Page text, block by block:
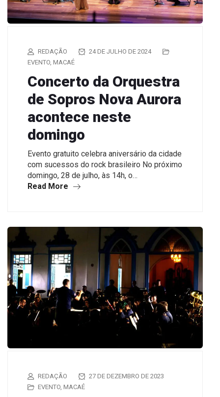
REDAÇÃO
24 DE JULHO DE 2024
EVENTO, MACAÉ
Concerto da Orquestra
de Sopros Nova Aurora
acontece neste
domingo
Evento gratuito celebra aniversário da cidade
com sucessos do rock brasileiro No próximo
domingo, 28 de julho, às 14h, o…
Read More
REDAÇÃO
27 DE DEZEMBRO DE 2023
EVENTO, MACAÉ